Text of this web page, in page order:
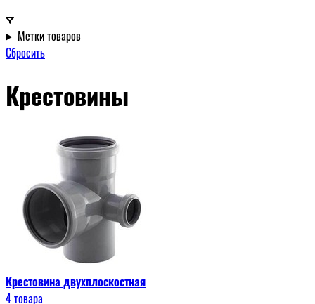
Метки товаров
Сбросить
Крестовины
Крестовина двухплоскостная
4 товара